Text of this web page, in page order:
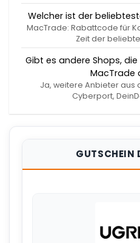
Welcher ist der
MacTrade: Rabattcode für
Zeit der
Gibt es andere Shops,
MacTrade
Ja, weitere Anbieter aus
Cyberport,
GUTSCHEIN